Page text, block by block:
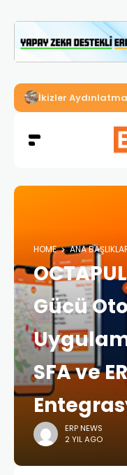
İkizler
HOME ANA
Gücü
SFA ve
ERP NEWS
2 YIL AGO